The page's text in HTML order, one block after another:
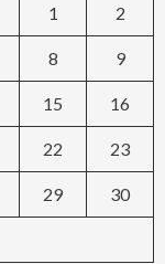
1 2
8 9
15 16
22 23
29 30